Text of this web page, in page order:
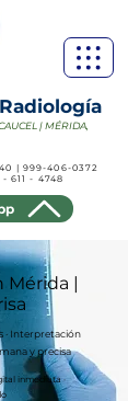
| 999-406-0372
611 - 4748
| MÉRIDA,
Mérida |
· Interpretación
y precisa
inmediata ·